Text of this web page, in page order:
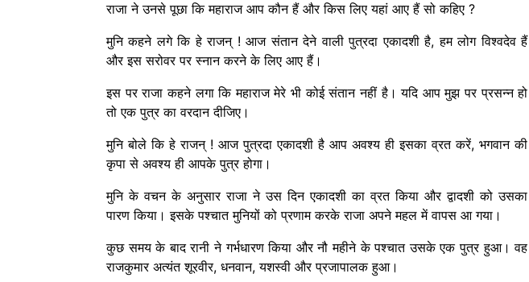
राजा ने उनसे पूछा कि महाराज आप कौन हैं और किस लिए यहां आए हैं सो कहिए ?
मुनि कहने लगे कि हे राजन् ! आज संतान देने वाली पुत्रदा एकादशी है, हम लोग विश्वदेव हैं
और इस सरोवर पर स्नान करने के लिए आए हैं।
इस पर राजा कहने लगा कि महाराज मेरे भी कोई संतान नहीं है। यदि आप मुझ पर प्रसन्न हो
तो एक पुत्र का वरदान दीजिए।
मुनि बोले कि हे राजन् ! आज पुत्रदा एकादशी है आप अवश्य ही इसका व्रत करें, भगवान की
कृपा से अवश्य ही आपके पुत्र होगा।
मुनि के वचन के अनुसार राजा ने उस दिन एकादशी का व्रत किया और द्वादशी को उसका
पारण किया। इसके पश्चात मुनियों को प्रणाम करके राजा अपने महल में वापस आ गया।
कुछ समय के बाद रानी ने गर्भधारण किया और नौ महीने के पश्चात उसके एक पुत्र हुआ। वह
राजकुमार अत्यंत शूरवीर, धनवान, यशस्वी और प्रजापालक हुआ।